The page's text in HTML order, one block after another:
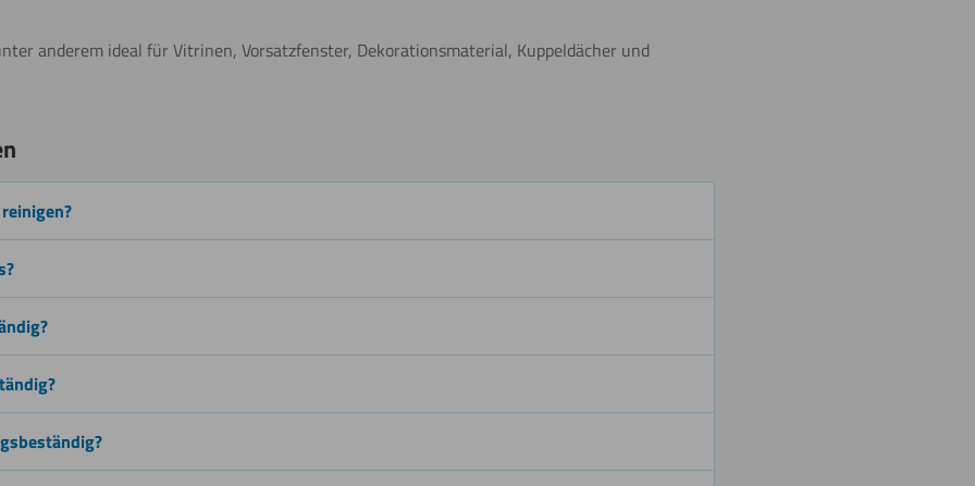
(kalt)
anderem ideal für Vitrinen, Vorsatzfenster, Dekorationsmaterial, Kuppeldächer und